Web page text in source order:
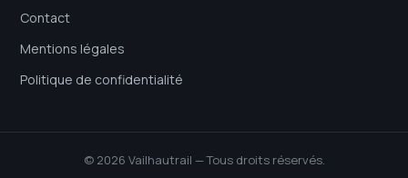
Contact
Mentions légales
Politique de confidentialité
© 2026 Vailhautrail — Tous droits réservés.